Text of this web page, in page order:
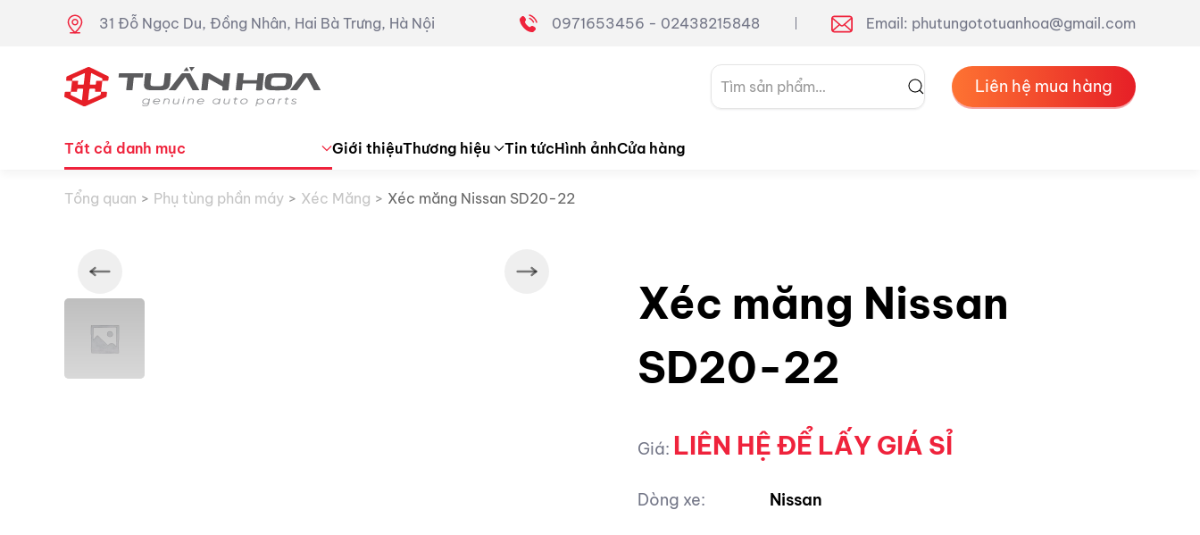
31 Đỗ Ngọc Du, Đồng Nhân, Hai Bà Trưng, Hà Nội 0971653456 - 02438215848 Email: phutungototuanhoa@gmail.com
Tìm
kiếm:
Liên hệ mua hàng
Tất cả danh mục Giới thiệuThương hiệu Tin tứcHình ảnhCửa hàng
Tổng quan Phụ tùng phần máy Xéc Măng Xéc măng Nissan SD20-22
Xéc măng Nissan
SD20-22
Giá: LIÊN HỆ ĐỂ LẤY GIÁ SỈ
Dòng xe: Nissan